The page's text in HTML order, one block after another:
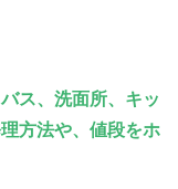
バス、洗面所、キッ
方法や、値段をホ